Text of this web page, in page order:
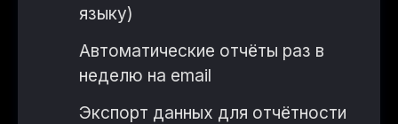
языку)
Автоматические отчёты раз в
неделю на email
Экспорт данных для отчётности